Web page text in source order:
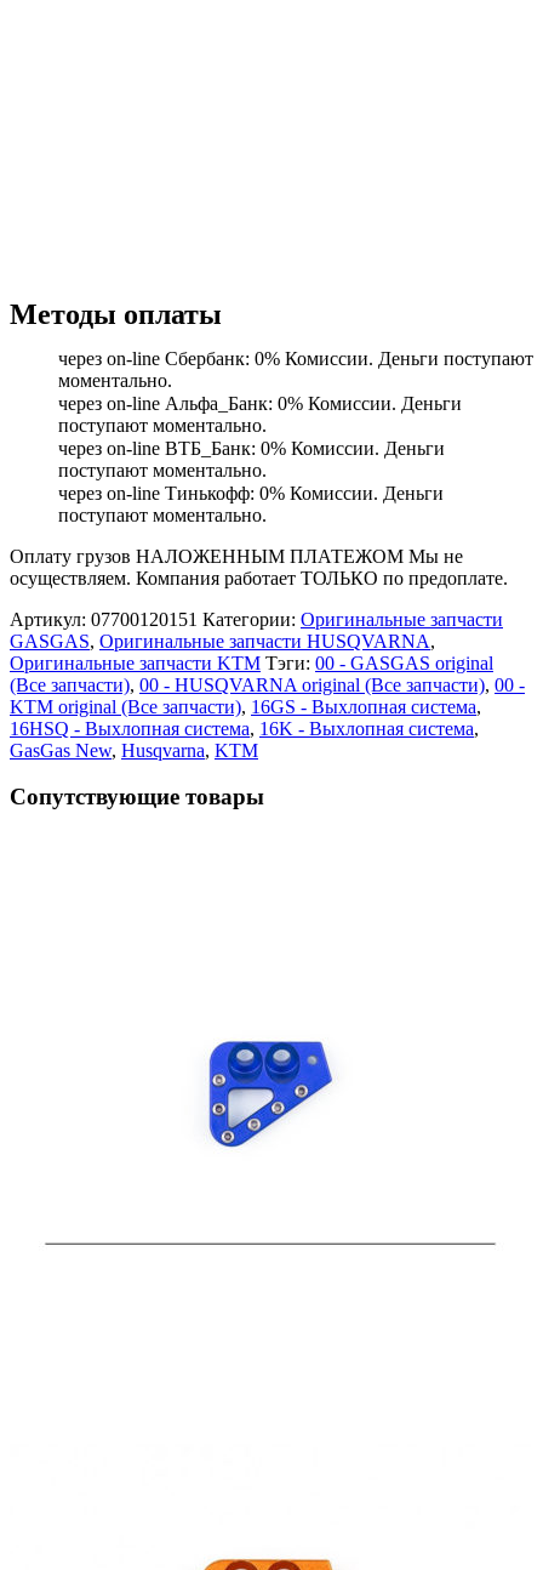
Методы оплаты
через on-line Сбербанк: 0% Комиссии. Деньги поступают
моментально.
через on-line Альфа_Банк: 0% Комиссии. Деньги
поступают моментально.
через on-line ВТБ_Банк: 0% Комиссии. Деньги
поступают моментально.
через on-line Тинькофф: 0% Комиссии. Деньги
поступают моментально.
Оплату грузов НАЛОЖЕННЫМ ПЛАТЕЖОМ Мы не
осуществляем. Компания работает ТОЛЬКО по предоплате.
Артикул: 07700120151 Категории: Оригинальные запчасти
GASGAS, Оригинальные запчасти HUSQVARNA,
Оригинальные запчасти KTM Тэги: 00 - GASGAS original
(Все запчасти), 00 - HUSQVARNA original (Все запчасти), 00 -
KTM original (Все запчасти), 16GS - Выхлопная система,
16HSQ - Выхлопная система, 16K - Выхлопная система,
GasGas New, Husqvarna, KTM
Сопутствующие товары